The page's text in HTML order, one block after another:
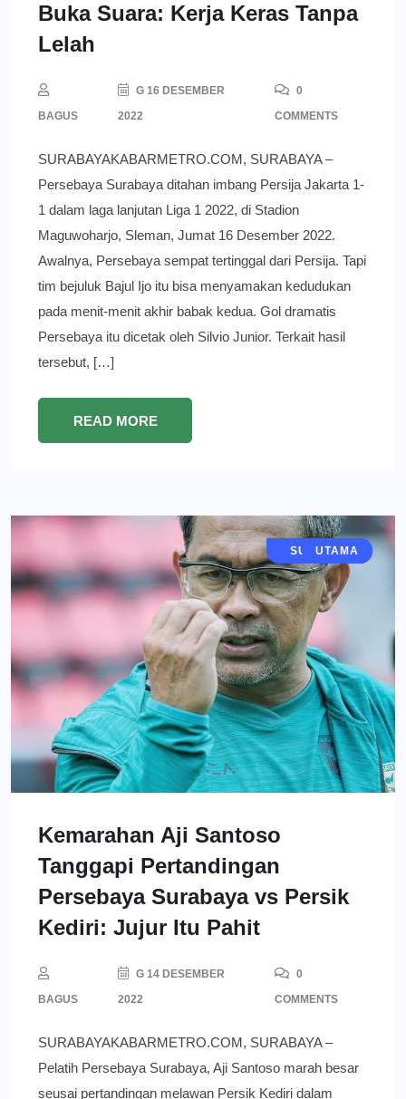
Buka Suara: Kerja Keras Tanpa
Lelah
BAGUS
G 16 DESEMBER
2022
0
COMMENTS
SURABAYAKABARMETRO.COM, SURABAYA –
Persebaya Surabaya ditahan imbang Persija Jakarta 1-
1 dalam laga lanjutan Liga 1 2022, di Stadion
Maguwoharjo, Sleman, Jumat 16 Desember 2022.
Awalnya, Persebaya sempat tertinggal dari Persija. Tapi
tim bejuluk Bajul Ijo itu bisa menyamakan kedudukan
pada menit-menit akhir babak kedua. Gol dramatis
Persebaya itu dicetak oleh Silvio Junior. Terkait hasil
tersebut, […]
READ MORE
BERITA
BOLA MANIA
SURABAYA
UTAMA
Kemarahan Aji Santoso
Tanggapi Pertandingan
Persebaya Surabaya vs Persik
Kediri: Jujur Itu Pahit
BAGUS
G 14 DESEMBER
2022
0
COMMENTS
SURABAYAKABARMETRO.COM, SURABAYA –
Pelatih Persebaya Surabaya, Aji Santoso marah besar
seusai pertandingan melawan Persik Kediri dalam